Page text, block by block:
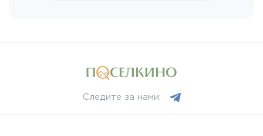
Следите за нами: